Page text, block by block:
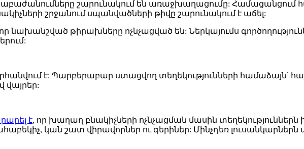
շարունակում են առաջխաղացումը:
շրջանում սպանվածների թիվը շարունակում է աճել:
նախանշված թիրախները ոչնչացված են: Ներկայումս
է: Պարբերաբար ստացվող տեղեկությունների համաձայն՝
է, որ խաղաղ բնակիչների ոչնչացման մասին
կան շատ վիրավորներ ու գերիներ: Մինչդեռ